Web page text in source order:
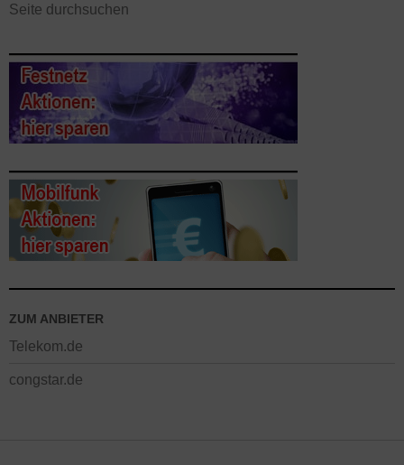
Seite durchsuchen
ZUM ANBIETER
Telekom.de
congstar.de